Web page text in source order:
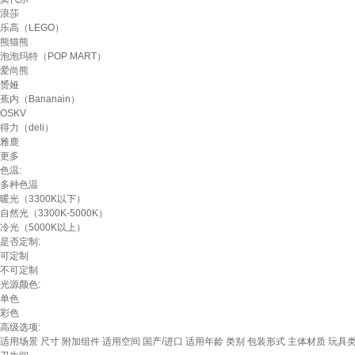
浪莎
乐高（LEGO）
熊猫熊
泡泡玛特（POP MART）
爱尚熊
赟娅
蕉内（Bananain）
OSKV
得力（deli）
雅鹿
更多
色温:
多种色温
暖光（3300K以下）
自然光（3300K-5000K）
冷光（5000K以上）
是否定制:
可定制
不可定制
光源颜色:
单色
彩色
高级选项:
适用场景 尺寸 附加组件 适用空间 国产/进口 适用年龄 类别 包装形式 主体材质 玩具